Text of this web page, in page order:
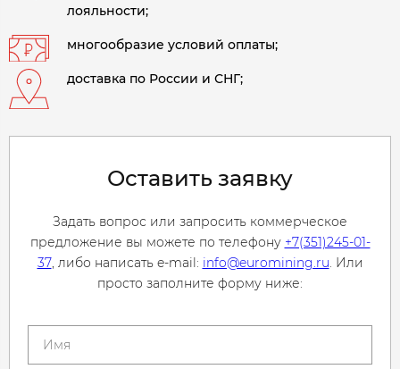
лояльности;
многообразие условий оплаты;
доставка по России и СНГ;
Оставить заявку
Задать вопрос или запросить коммерческое
предложение вы можете по телефону +7(351)245-01-
37, либо написать e-mail: info@euromining.ru. Или
просто заполните форму ниже: